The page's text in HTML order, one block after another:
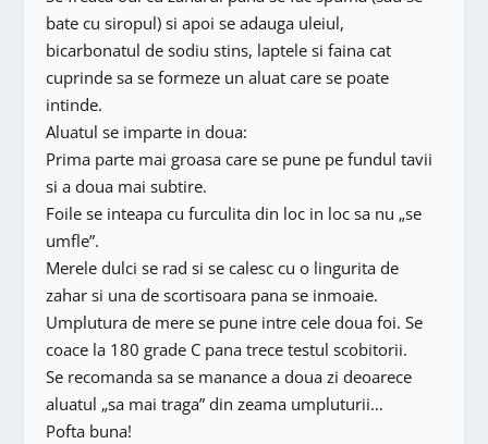
bate cu siropul) si apoi se adauga uleiul,
bicarbonatul de sodiu stins, laptele si faina cat
cuprinde sa se formeze un aluat care se poate
intinde.
Aluatul se imparte in doua:
Prima parte mai groasa care se pune pe fundul tavii
si a doua mai subtire.
Foile se inteapa cu furculita din loc in loc sa nu „se
umfle”.
Merele dulci se rad si se calesc cu o lingurita de
zahar si una de scortisoara pana se inmoaie.
Umplutura de mere se pune intre cele doua foi. Se
coace la 180 grade C pana trece testul scobitorii.
Se recomanda sa se manance a doua zi deoarece
aluatul „sa mai traga” din zeama umpluturii…
Pofta buna!